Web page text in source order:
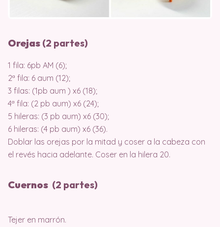
Orejas (2 partes)
1 fila: 6pb AM (6);
2ª fila: 6 aum (12);
3 filas: (1pb aum ) x6 (18);
4ª fila: (2 pb aum) x6 (24);
5 hileras: (3 pb aum) x6 (30);
6 hileras: (4 pb aum) x6 (36).
Doblar las orejas por la mitad y coser a la cabeza con
el revés hacia adelante. Coser en la hilera 20.
Cuernos (2 partes)
Tejer en marrón.